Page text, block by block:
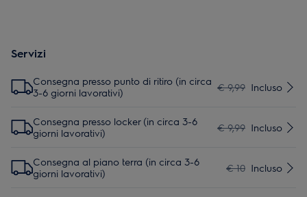
Servizi
Consegna presso punto di ritiro (in circa
3-6 giorni lavorativi)
€ 9,99 Incluso
Consegna presso locker (in circa 3-6
giorni lavorativi)
€ 9,99 Incluso
Consegna al piano terra (in circa 3-6
giorni lavorativi)
€ 10 Incluso